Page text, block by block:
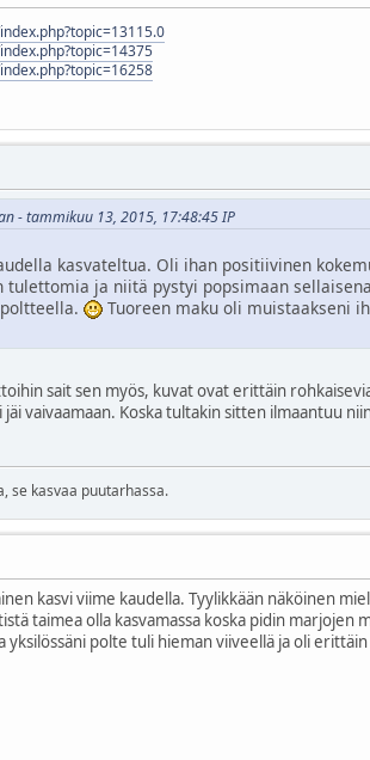
- tammikuu 13, 2015, 17:48:45 IP
kasvateltua. Oli ihan positiivinen
tulettomia ja niitä pystyi popsimaan
Tuoreen maku oli muistaakseni
sait sen myös, kuvat ovat erittäin
jäi vaivaamaan. Koska tultakin sitten ilmaantuu
se kasvaa puutarhassa.
kasvi viime kaudella. Tyylikkään näköinen
taimea olla kasvamassa koska pidin marjojen
yksilössäni polte tuli hieman viiveellä ja oli